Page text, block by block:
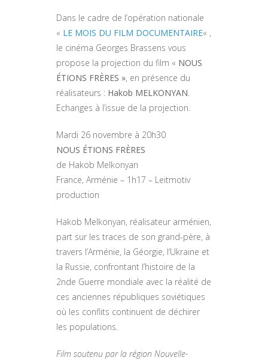
Dans le cadre de l’opération nationale
« LE MOIS DU FILM DOCUMENTAIRE« ,
le cinéma Georges Brassens vous
propose la projection du film « NOUS
ÉTIONS FRÈRES », en présence du
réalisateurs : Hakob MELKONYAN.
Echanges à l’issue de la projection.
Mardi 26 novembre à 20h30
NOUS ÉTIONS FRÈRES
de Hakob Melkonyan
France, Arménie – 1h17 – Leitmotiv
production
Hakob Melkonyan, réalisateur arménien,
part sur les traces de son grand-père, à
travers l’Arménie, la Géorgie, l’Ukraine et
la Russie, confrontant l’histoire de la
2nde Guerre mondiale avec la réalité de
ces anciennes républiques soviétiques
où les conflits continuent de déchirer
les populations.
Film soutenu par la région Nouvelle-